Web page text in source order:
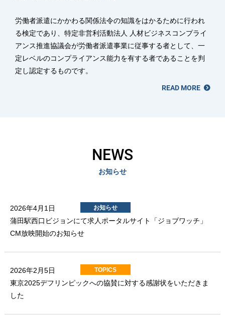
労働者派遣にかかわる関係法令の知識をはかるために行われ
る検定であり、特定非営利活動法人 人材ビジネスコンプライ
アンス推進協議会が労働者派遣事業に従事する者として、一
定レベルのコンプライアンス能力を有する者であることを判
定し認定するものです。
READ MORE
NEWS
お知らせ
2026年4月1日 お知らせ
蒲田駅西口ビジョンにて求人ポータルサイト「ジョブワッチ」
CM放映開始のお知らせ
2026年2月5日 TOPICS
東京2025デフリンピックへの協賛に対する感謝状をいただきま
した